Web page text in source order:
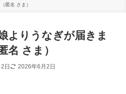
匿名 さま）
よりうなぎが届きま
名 さま）
日 2026年6月2日